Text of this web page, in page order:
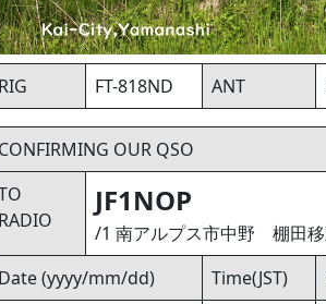
RIG FT-818ND ANT
CONFIRMING OUR QSO
RADIO
JF1NOP
/1 南アルプス市中野 棚田
Date (yyyy/mm/dd)
Time(JST)